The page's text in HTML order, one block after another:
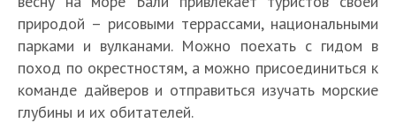
природой – рисовыми террассами, национальными
парками и вулканами. Можно поехать с гидом в
поход по окрестностям, а можно присоединиться к
команде дайверов и отправиться изучать морские
глубины и их обитателей.